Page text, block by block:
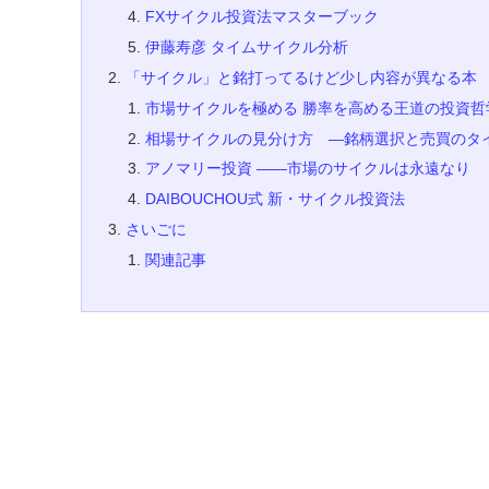
FXサイクル投資法マスターブック
伊藤寿彦 タイムサイクル分析
「サイクル」と銘打ってるけど少し内容が異なる本
市場サイクルを極める 勝率を高める王道の投資哲
相場サイクルの見分け方 ―銘柄選択と売買のタ
アノマリー投資 ――市場のサイクルは永遠なり
DAIBOUCHOU式 新・サイクル投資法
さいごに
関連記事